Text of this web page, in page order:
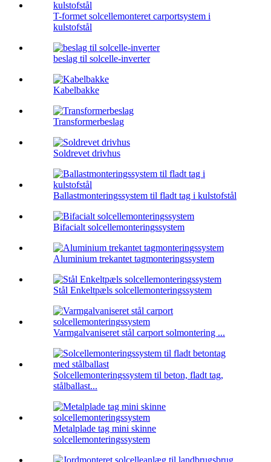
T-formet solcellemonteret carportsystem i
kulstofstål
beslag til solcelle-inverter
Kabelbakke
Transformerbeslag
Soldrevet drivhus
Ballastmonteringssystem til fladt tag i kulstofstål
Bifacialt solcellemonteringssystem
Aluminium trekantet tagmonteringssystem
Stål Enkeltpæls solcellemonteringssystem
Varmgalvaniseret stål carport solmontering ...
Solcellemonteringssystem til beton, fladt tag,
stålballast...
Metalplade tag mini skinne
solcellemonteringssystem